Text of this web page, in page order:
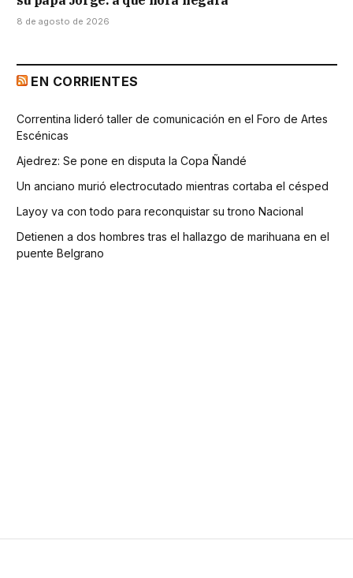
8 de agosto de 2026
EN CORRIENTES
Correntina lideró taller de comunicación en el Foro de Artes
Escénicas
Ajedrez: Se pone en disputa la Copa Ñandé
Un anciano murió electrocutado mientras cortaba el césped
Layoy va con todo para reconquistar su trono Nacional
Detienen a dos hombres tras el hallazgo de marihuana en el
puente Belgrano